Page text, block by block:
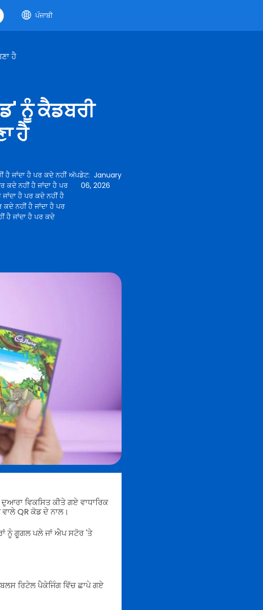
ਪੰਜਾਬੀ
ਹੈ
ਨੂੰ ਕੈਡਬਰੀ
ਹੈ
ਹੈ ਜਾਂਦਾ ਹੈ ਪਰ ਕਦੇ ਨਹੀਂ
ਕਦੇ ਨਹੀਂ ਹੈ ਜਾਂਦਾ ਹੈ ਪਰ
ਹੈ ਪਰ ਕਦੇ ਨਹੀਂ ਹੈ
ਕਦੇ ਨਹੀਂ ਹੈ ਜਾਂਦਾ ਹੈ ਪਰ
ਹੈ ਜਾਂਦਾ ਹੈ ਪਰ ਕਦੇ
ਅੱਪਡੇਟ:January
06, 2026
ਵਿਕਸਿਤ ਕੀਤੇ ਗਏ ਵਾਧਾਰਿਕ
QR ਕੋਡ ਦੇ ਨਾਲ।
ਨੂੰ ਗੂਗਲ ਪਲੇ ਜਾਂ ਐਪ ਸਟੋਰ 'ਤੇ
ਰਿਟੇਲ ਪੈਕੇਜਿੰਗ ਵਿੱਚ ਛਾਪੇ ਗਏ